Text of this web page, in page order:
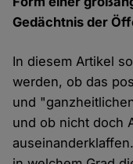
Gedächtnis der
In diesem Artikel
werden, ob das
und
und ob nicht doch